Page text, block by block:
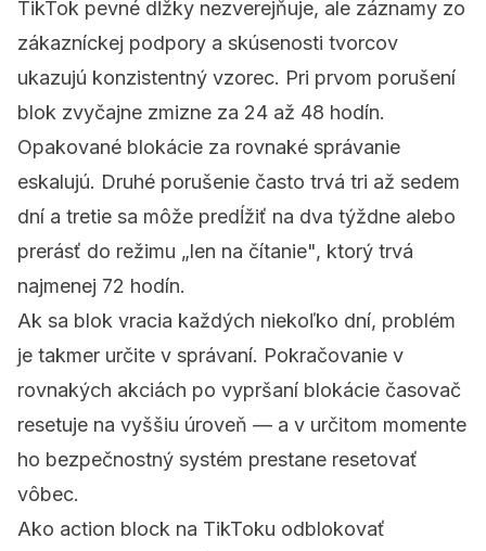
TikTok pevné dĺžky nezverejňuje, ale záznamy zo
zákazníckej podpory a skúsenosti tvorcov
ukazujú konzistentný vzorec. Pri prvom porušení
blok zvyčajne zmizne za 24 až 48 hodín.
Opakované blokácie za rovnaké správanie
eskalujú. Druhé porušenie často trvá tri až sedem
dní a tretie sa môže predĺžiť na dva týždne alebo
prerásť do režimu „len na čítanie", ktorý trvá
najmenej 72 hodín.
Ak sa blok vracia každých niekoľko dní, problém
je takmer určite v správaní. Pokračovanie v
rovnakých akciách po vypršaní blokácie časovač
resetuje na vyššiu úroveň — a v určitom momente
ho bezpečnostný systém prestane resetovať
vôbec.
Ako action block na TikToku odblokovať